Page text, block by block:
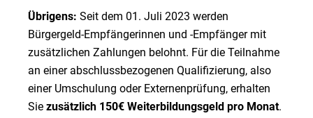
Übrigens: Seit dem 01. Juli 2023 werden
Bürgergeld-Empfängerinnen und -Empfänger mit
zusätzlichen Zahlungen belohnt. Für die Teilnahme
an einer abschlussbezogenen Qualifizierung, also
einer Umschulung oder Externenprüfung, erhalten
Sie zusätzlich 150€ Weiterbildungsgeld pro Monat.